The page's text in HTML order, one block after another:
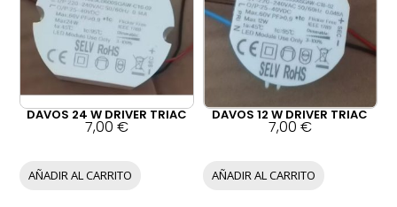
DAVOS 24 W DRIVER TRIAC
7,00€
AÑADIR AL CARRITO
DAVOS 12 W DRIVER TRIAC
7,00 €
AÑADIR AL CARRITO